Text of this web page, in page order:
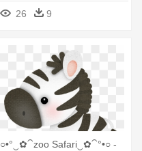
26
9
○•°‿✿⁀zoo Safari‿✿⁀°•○ -